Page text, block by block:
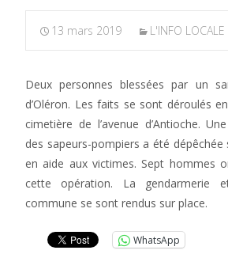
13 mars 2019 L'INFO
Deux personnes blessées par un
d’Oléron. Les faits se sont déroulés
cimetière de l’avenue d’Antioche.
des sapeurs-pompiers a été
en aide aux victimes. Sept hommes
cette opération. La
commune se sont rendus sur place.
WhatsApp